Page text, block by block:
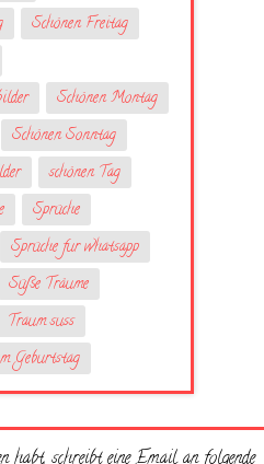
Schönen Freitag
Schönen Montag
Schönen Sonntag
schönen Tag
Sprüche
Sprüche fur whatsapp
Süße Träume
Traum suss
Geburtstag